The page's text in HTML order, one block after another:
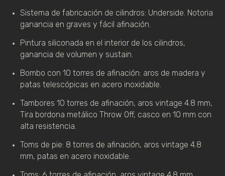
Sistema de fabricación de cilindros: Underside. Notoria
ganancia en graves y fácil afinación.
Pintura siliconada en el interior de los cilindros,
ganancia de volumen y sustain.
Bombo con 10 torres de afinación: aros de madera y
patas telescópicas en acero inoxidable.
Tambores 10 torres de afinación, aros vintage 4.8 mm,
Tira bordona metálico Throw Off, casco en 10 mm con
alta resistencia.
Toms de pie: 8 torres de afinación, aros vintage 4.8
mm, patas en acero inoxidable.